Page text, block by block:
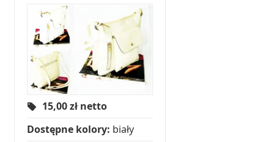
15,00zł netto
Dostępne kolory: biały